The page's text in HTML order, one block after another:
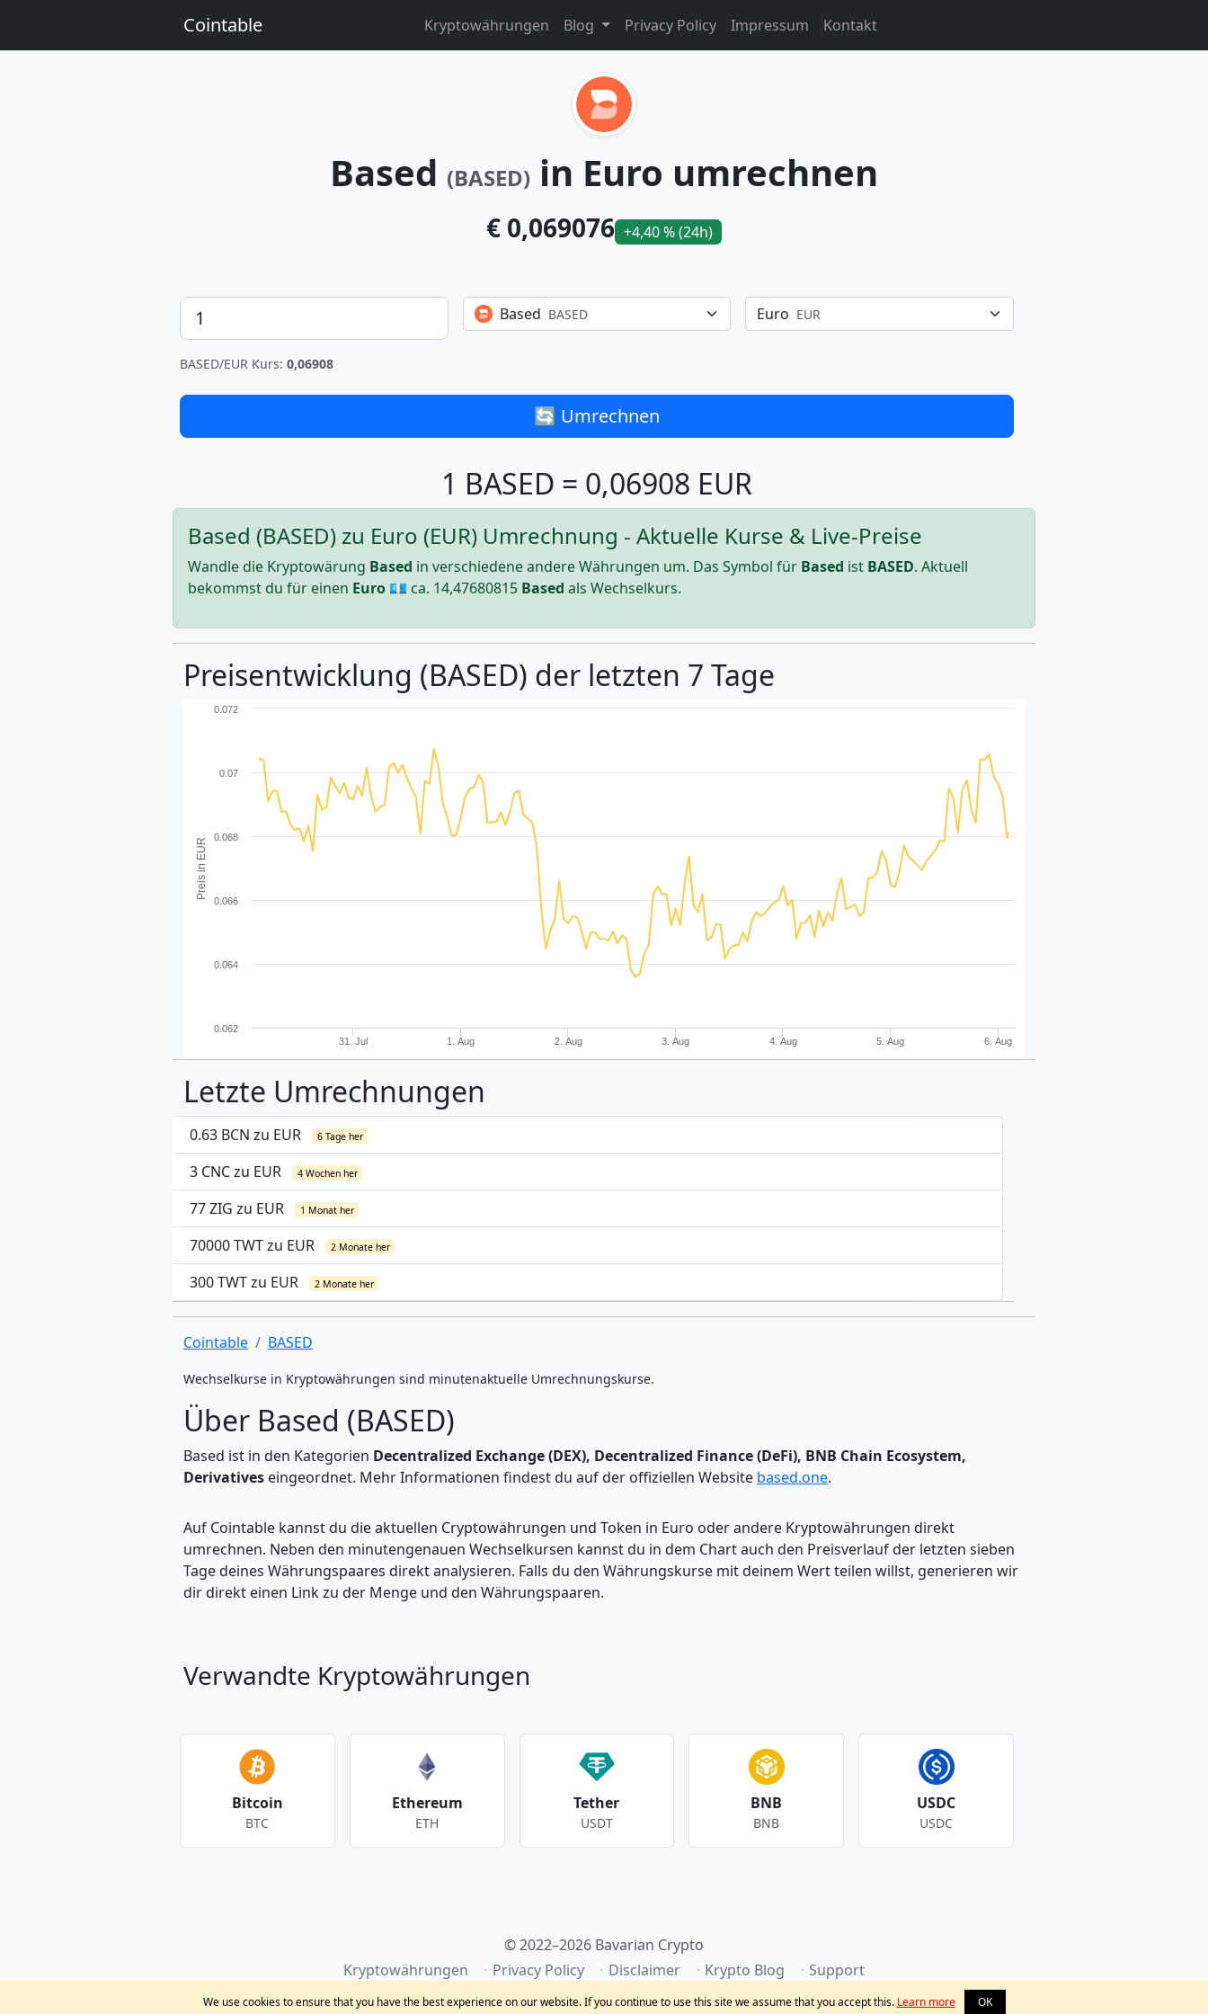
Cointable Kryptowährungen Blog Privacy Policy Impressum Kontakt
Based (BASED) in Euro umrechnen
€ 0,069076 +4,40 % (24h)
Betrag Based BASED Euro EUR
BASED/EUR Kurs: 0,06908
🔄 Umrechnen
1 BASED = 0,06908 EUR
Based (BASED) zu Euro (EUR) Umrechnung - Aktuelle Kurse & Live-Preise
Wandle die Kryptowärung Based in verschiedene andere Währungen um. Das Symbol für Based ist BASED. Aktuell
bekommst du für einen Euro 💶 ca. 14,47680815 Based als Wechselkurs.
Preisentwicklung (BASED) der letzten 7 Tage
Preis in EUR
31. Jul 1. Aug 2. Aug 3. Aug 4. Aug 5. Aug 6. Aug
0.062
0.064
0.066
0.068
0.07
0.072
Letzte Umrechnungen
0.63 BCN zu EUR 6 Tage her
3 CNC zu EUR 4 Wochen her
77 ZIG zu EUR 1 Monat her
70000 TWT zu EUR 2 Monate her
300 TWT zu EUR 2 Monate her
Cointable BASED
Wechselkurse in Kryptowährungen sind minutenaktuelle Umrechnungskurse.
Über Based (BASED)
Based ist in den Kategorien Decentralized Exchange (DEX), Decentralized Finance (DeFi), BNB Chain Ecosystem,
Derivatives eingeordnet. Mehr Informationen findest du auf der offiziellen Website based.one.
Auf Cointable kannst du die aktuellen Cryptowährungen und Token in Euro oder andere Kryptowährungen direkt
umrechnen. Neben den minutengenauen Wechselkursen kannst du in dem Chart auch den Preisverlauf der letzten sieben
Tage deines Währungspaares direkt analysieren. Falls du den Währungskurse mit deinem Wert teilen willst, generieren wir
dir direkt einen Link zu der Menge und den Währungspaaren.
Verwandte Kryptowährungen
Bitcoin
BTC
Ethereum
ETH
Tether
USDT
BNB
BNB
USDC
USDC
© 2022–2026 Bavarian Crypto
Kryptowährungen
Privacy Policy Disclaimer Krypto Blog Support
We use cookies to ensure that you have the best experience on our website. If you continue to use this site we assume that you accept this. Learn more OK